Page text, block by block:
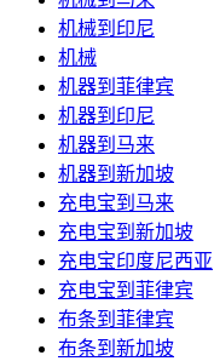
机械到印尼
机械
机器到菲律宾
机器到印尼
机器到马来
机器到新加坡
充电宝到马来
充电宝到新加坡
充电宝印度尼西亚
充电宝到菲律宾
布条到菲律宾
布条到新加坡